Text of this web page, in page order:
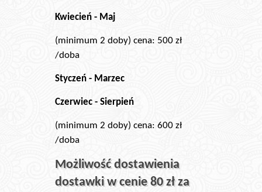
Kwiecień - Maj
(minimum 2 doby) cena: 500 zł
/doba
Styczeń - Marzec
Czerwiec - Sierpień
(minimum 2 doby) cena: 600 zł
/doba
Możliwość dostawienia
dostawki w cenie 80 zł za